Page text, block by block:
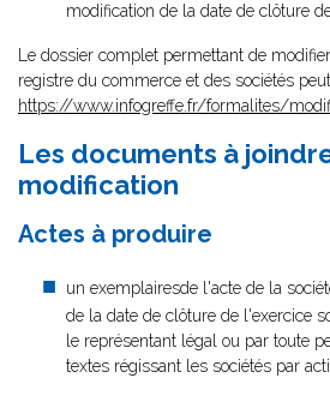
modification de la date de clôture
Le dossier complet permettant de
registre du commerce et des sociétés
https://www.infogreffe.fr/formalites/
Les documents à
modification
Actes à produire
un exemplairesde l'acte de la
de la date de clôture de l'exercice
le représentant légal ou par toute
textes régissant les sociétés par